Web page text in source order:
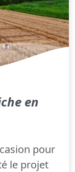
en
pour
le projet